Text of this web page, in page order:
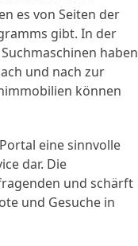
es von Seiten der
gibt. In der
haben
und nach zur
können
eine sinnvolle
dar. Die
und schärft
und Gesuche in